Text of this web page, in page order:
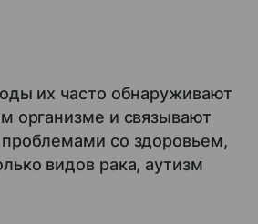
их часто обнаруживают
организме и связывают
со здоровьем,
видов рака, аутизм